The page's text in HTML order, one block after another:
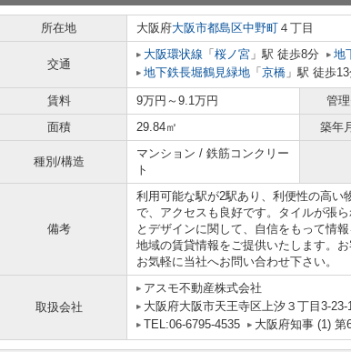
所在地 大阪府大阪市都島区中野町 ４丁目
交通
大阪環状線 「 桜ノ宮 」駅 徒歩8分 地
地下鉄長堀鶴見緑地 「 京橋 」駅 徒歩
賃料 9万円～9.1万円 管
面積
29.84㎡ 築年
種別/構造
マンション / 鉄筋コンクリー
ト
備考
利用可能な駅が2駅あり、利便性の高い
で、アクセスも良好です。タイルが張
とデザインに関して、自信をもって情
地域の賃貸情報をご提供いたします。
お気軽に当社へお問い合わせ下さい。
取扱会社
アスモ不動産株式会社
大阪府大阪市天王寺区上汐３丁目3-
TEL:06-6795-4535
大阪府知事 (1) 第